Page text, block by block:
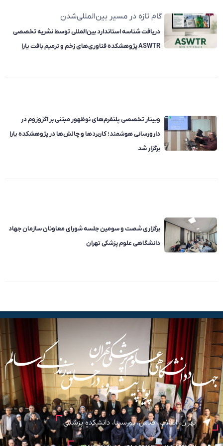
گام تازه در مسیر بین‌المللی‌شدن
دریافت شناسه استاندارد بین‌المللی توسط نشریه تخصصی
ASWTR پژوهشکده فناوری‌های زخم و ترمیم بافت یارا
وبینار تخصصی پلتفرم‌های نوظهور مبتنی بر اگزوزوم در
دارورسانی هوشمند؛ کاربردها و چالش‌ها در پژوهشکده یارا
برگزار شد
برگزاری شصت و سومین جلسه شورای معاونان سازمان جهاد
دانشگاهی علوم پزشکی تهران
تهران، انقلاب، قدس، پورسینا، دانشکده پزشکی